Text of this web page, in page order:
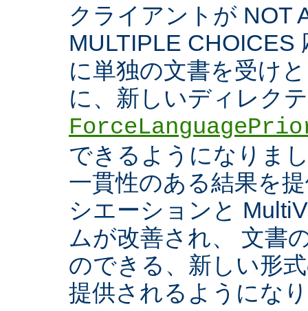
クライアントが NOT
MULTIPLE CHOICES
に単独の文書を受け
に、新しいディレク
できるようになりま
一貫性のある結果を
シエーションと
ムが改善され、 文書
のできる、新しい形
提供されるようにな